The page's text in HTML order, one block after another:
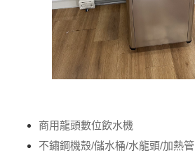
商用龍頭數位飲水機
不鏽鋼機殼/儲水桶/水龍頭/加熱管